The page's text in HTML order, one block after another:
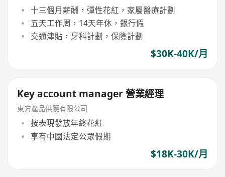
十三個月薪酬，彈性花紅，家屬醫療計劃
五天工作周，14天年休，銀行假
交通津貼，牙科計劃，保險計劃
$30K-40K/月
Key account manager 營業經理
東方產品供應有限公司
按表現發放年終花紅
享有中國法定公眾假期
$18K-30K/月